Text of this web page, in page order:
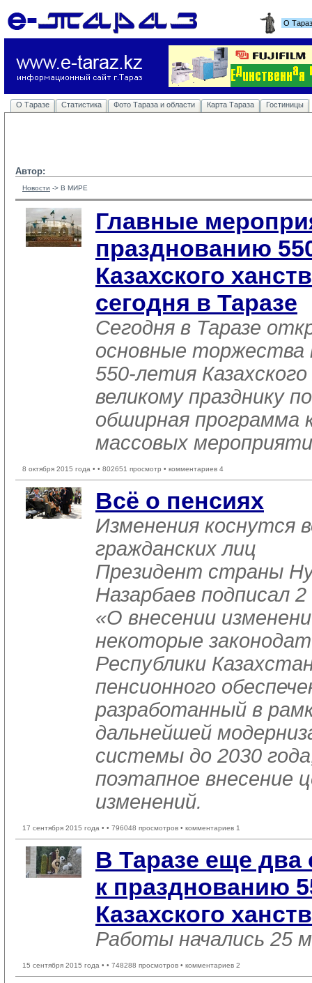
О
О Таразе Статистика Фото Тараза и области Карта Тараза Гостиницы
Автор:
Новости -> В МИРЕ
Главные
празднованию
Казахского
сегодня в Таразе
Сегодня в Таразе
основные торжества
550-летия
великому празднику
обширная программа
массовых
8 октября 2015 года • • 802651 просмотр • комментариев 4
Всё о пенсиях
Изменения коснутся
гражданских лиц
Президент страны
Назарбаев подписал
«О внесении
некоторые
Республики
пенсионного
разработанный в
дальнейшей
системы до 2030
поэтапное внесение
изменений.
17 сентября 2015 года • • 796048 просмотров • комментариев 1
В Таразе еще два
к празднованию
Казахского
Работы начались 25
15 сентября 2015 года • • 748288 просмотров • комментариев 2